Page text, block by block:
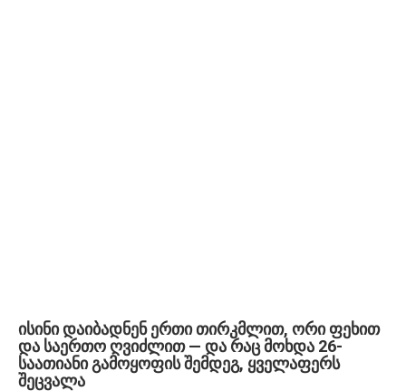
ისინი დაიბადნენ ერთი თირკმლით, ორი ფეხით
და საერთო ღვიძლით — და რაც მოხდა 26-
საათიანი გამოყოფის შემდეგ, ყველაფერს
შეცვალა